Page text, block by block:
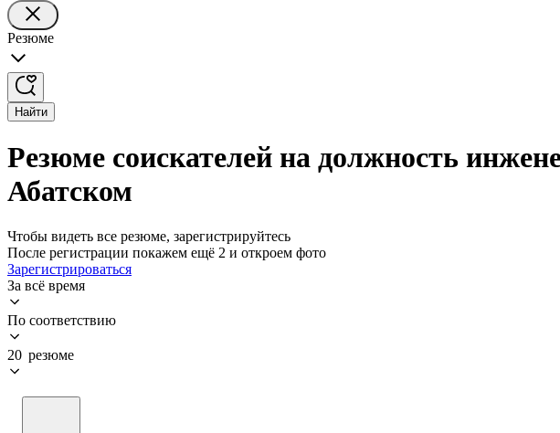
Резюме
Найти
Резюме соискателей на должность
Абатском
Чтобы видеть все резюме, зарегистрируйтесь
После регистрации покажем ещё 2 и откроем фото
Зарегистрироваться
За всё время
По соответствию
20 резюме